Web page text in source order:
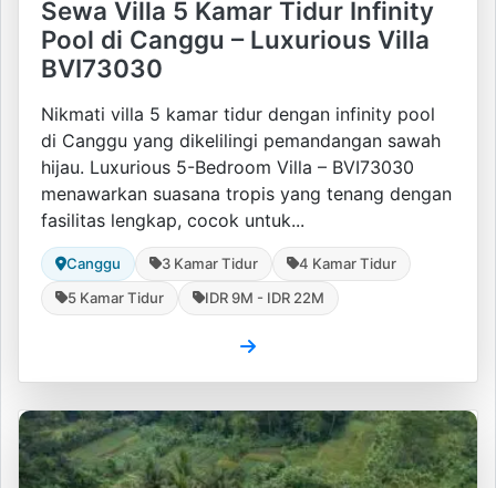
Sewa Villa 5 Kamar Tidur Infinity
Pool di Canggu – Luxurious Villa
BVI73030
Nikmati villa 5 kamar tidur dengan infinity pool
di Canggu yang dikelilingi pemandangan sawah
hijau. Luxurious 5-Bedroom Villa – BVI73030
menawarkan suasana tropis yang tenang dengan
fasilitas lengkap, cocok untuk...
Canggu 3 Kamar Tidur
4 Kamar Tidur
5 Kamar Tidur
IDR 9M - IDR 22M